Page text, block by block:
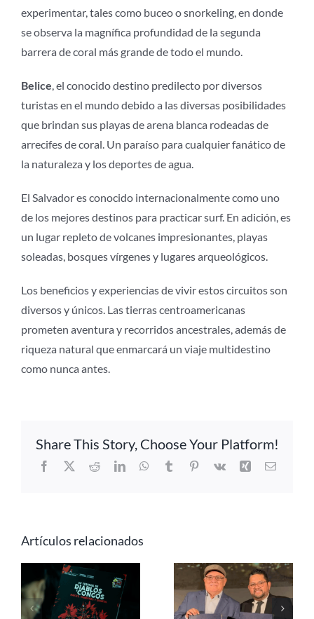
experimentar, tales como buceo o snorkeling, en donde
se observa la magnífica profundidad de la segunda
barrera de coral más grande de todo el mundo.
Belice , el conocido destino predilecto por diversos
turistas en el mundo debido a las diversas posibilidades
que brindan sus playas de arena blanca rodeadas de
arrecifes de coral. Un paraíso para cualquier fanático de
la naturaleza y los deportes de agua.
El Salvador es conocido internacionalmente como uno
de los mejores destinos para practicar surf. En adición, es
un lugar repleto de volcanes impresionantes, playas
soleadas, bosques vírgenes y lugares arqueológicos.
Los beneficios y experiencias de vivir estos circuitos son
diversos y únicos. Las tierras centroamericanas
prometen aventura y recorridos ancestrales, además de
riqueza natural que enmarcará un viaje multidestino
como nunca antes.
Share This Story, Choose Your Platform!
Facebook
X RedditLinkedInWhatsApp
TumblrPinterest
Vk Xing Correo
Artículos relacionados
Alianza CATA-
AMEXTOUR
refuerza la
presencia de
Semana Santa
en Panamá, un
viaje espiritual